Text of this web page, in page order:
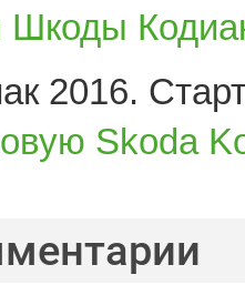
Шкоды
2016.
Skoda